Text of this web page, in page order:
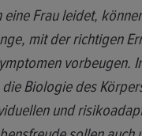
eine Frau leidet,
mit der richtigen
vorbeugen.
Biologie des
und